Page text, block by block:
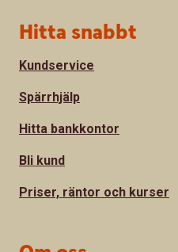
Sidfot
Hitta snabbt
Kundservice
Spärrhjälp
Hitta bankkontor
Bli kund
Priser, räntor och kurser